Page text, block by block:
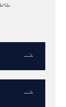
写真プラ